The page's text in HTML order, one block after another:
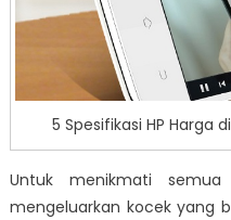
5 Spesifikasi HP Harga
Untuk menikmati
mengeluarkan kocek yang